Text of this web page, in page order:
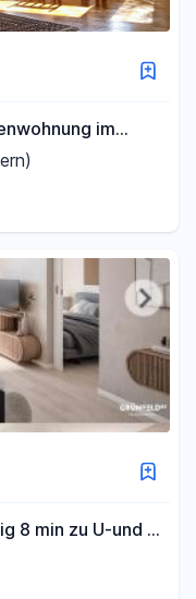
im
8 min zu U-und S-